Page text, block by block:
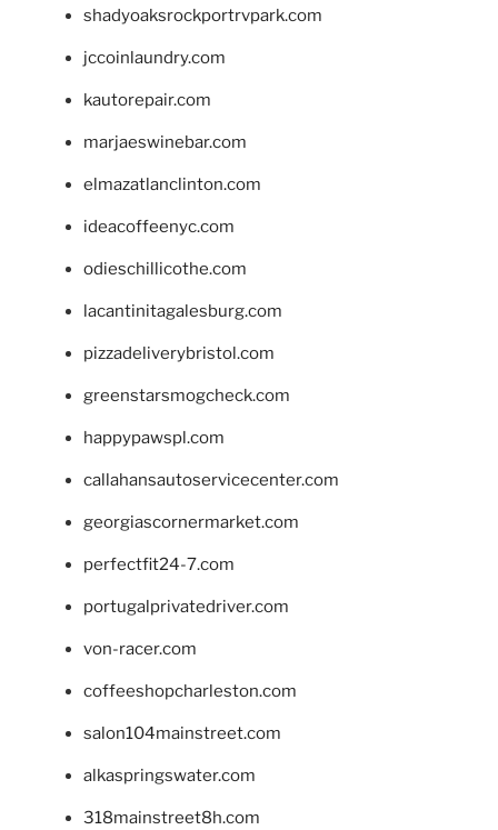
shadyoaksrockportrvpark.com
jccoinlaundry.com
kautorepair.com
marjaeswinebar.com
elmazatlanclinton.com
ideacoffeenyc.com
odieschillicothe.com
lacantinitagalesburg.com
pizzadeliverybristol.com
greenstarsmogcheck.com
happypawspl.com
callahansautoservicecenter.com
georgiascornermarket.com
perfectfit24-7.com
portugalprivatedriver.com
von-racer.com
coffeeshopcharleston.com
salon104mainstreet.com
alkaspringswater.com
318mainstreet8h.com